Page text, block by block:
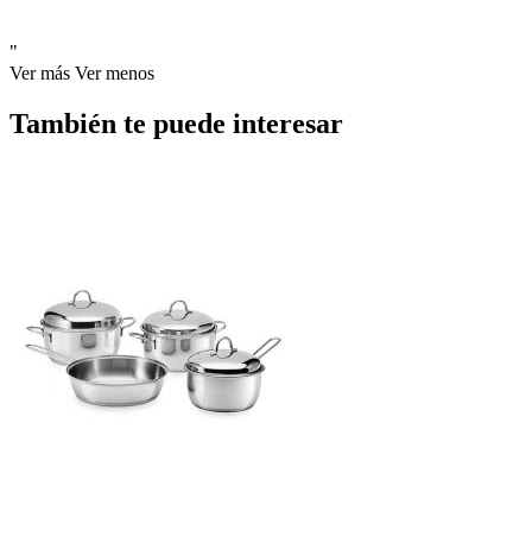
"
Ver más Ver menos
También te puede interesar